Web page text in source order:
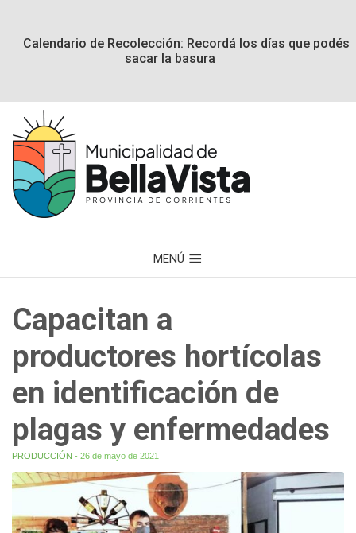
Calendario de Recolección: Recordá los días que podés
sacar la basura
MENÚ
Capacitan a
productores hortícolas
en identificación de
plagas y enfermedades
PRODUCCIÓN - 26 de mayo de 2021